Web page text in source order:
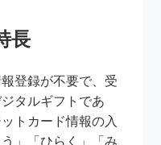
長
登録が不要で、受
タルギフトであ
トカード情報の入
」「ひらく」「み